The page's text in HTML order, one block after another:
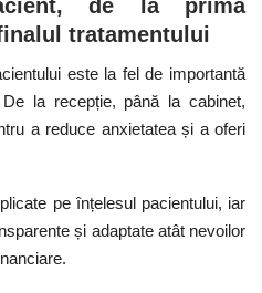
de la prima
tratamentului
este la fel de importantă
la recepție, până la cabinet,
a reduce anxietatea și a oferi
pe înțelesul pacientului, iar
și adaptate atât nevoilor